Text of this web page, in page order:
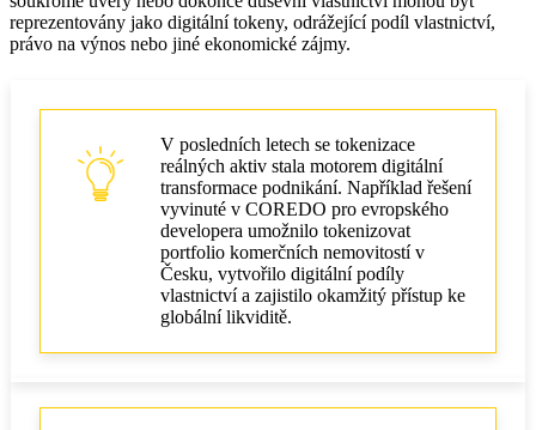
reprezentovány jako digitální tokeny, odrážející podíl vlastnictví,
právo na výnos nebo jiné ekonomické zájmy.
V posledních letech se tokenizace
reálných aktiv stala motorem digitální
transformace podnikání. Například řešení
vyvinuté v COREDO pro evropského
developera umožnilo tokenizovat
portfolio komerčních nemovitostí v
Česku, vytvořilo digitální podíly
vlastnictví a zajistilo okamžitý přístup ke
globální likviditě.